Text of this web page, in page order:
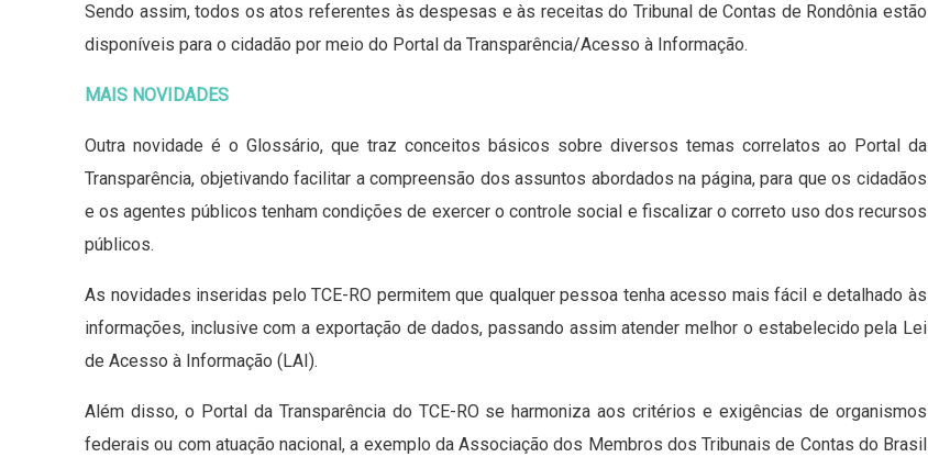
Sendo assim, todos os atos referentes às despesas e às receitas do Tribunal de Contas de Rondônia estão
disponíveis para o cidadão por meio do Portal da Transparência/Acesso à Informação.
MAIS NOVIDADES
Outra novidade é o Glossário, que traz conceitos básicos sobre diversos temas correlatos ao Portal da
Transparência, objetivando facilitar a compreensão dos assuntos abordados na página, para que os cidadãos
e os agentes públicos tenham condições de exercer o controle social e fiscalizar o correto uso dos recursos
públicos.
As novidades inseridas pelo TCE-RO permitem que qualquer pessoa tenha acesso mais fácil e detalhado às
informações, inclusive com a exportação de dados, passando assim atender melhor o estabelecido pela Lei
de Acesso à Informação (LAI).
Além disso, o Portal da Transparência do TCE-RO se harmoniza aos critérios e exigências de organismos
federais ou com atuação nacional, a exemplo da Associação dos Membros dos Tribunais de Contas do Brasil